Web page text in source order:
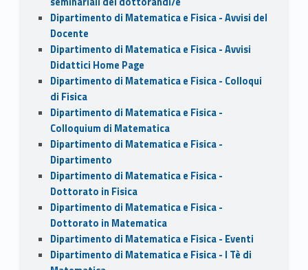
Dipartimento di Matematica e Fisica - Avvisi del
Docente
Dipartimento di Matematica e Fisica - Avvisi
Didattici Home Page
Dipartimento di Matematica e Fisica - Colloqui
di Fisica
Dipartimento di Matematica e Fisica -
Colloquium di Matematica
Dipartimento di Matematica e Fisica -
Dipartimento
Dipartimento di Matematica e Fisica -
Dottorato in Fisica
Dipartimento di Matematica e Fisica -
Dottorato in Matematica
Dipartimento di Matematica e Fisica - Eventi
Dipartimento di Matematica e Fisica - I Tè di